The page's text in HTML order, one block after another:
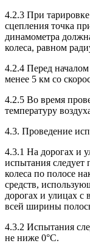
4.2.3 При
сцепления точка
динамометра
колеса, равном
4.2.4 Перед
менее 5 км со
4.2.5 Во время
температуру
4.3. Проведение
4.3.1 На дорогах и
испытания следует
колеса по полосе
средств,
дорогах и улицах
всей ширины
4.3.2 Испытания
не ниже 0°С.